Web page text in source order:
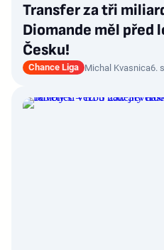
Transfer za tři
Diomande měl před
Česku!
Chance Liga Michal Kvasnica6.